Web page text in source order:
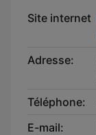
Site internet
Adresse:
Téléphone:
E-mail: